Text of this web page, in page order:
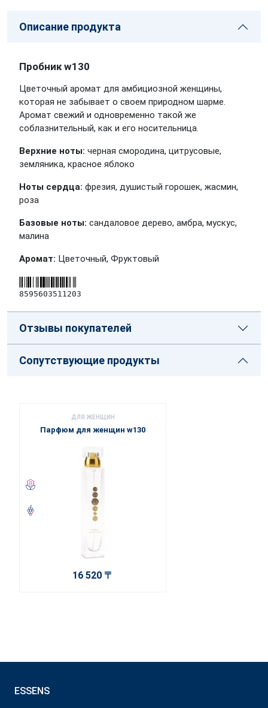
Описание продукта
Пробник w130
Цветочный аромат для амбициозной женщины,
которая не забывает о своем природном шарме.
Аромат свежий и одновременно такой же
соблазнительный, как и его носительница.
Верхние ноты: черная смородина, цитрусовые,
земляника, красное яблоко
Ноты сердца: фрезия, душистый горошек, жасмин,
роза
Базовые ноты: сандаловое дерево, амбра, мускус,
малина
Аромат: Цветочный, Фруктовый
8595603511203
Отзывы покупателей
Сопутствующие продукты
ДЛЯ ЖЕНЩИН
Парфюм для женщин w130
16 520 〒
ESSENS